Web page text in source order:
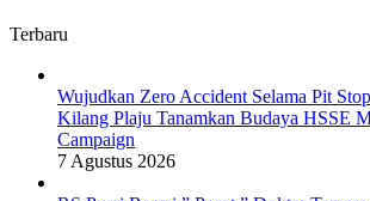
Terbaru
Wujudkan Zero Accident Selama Pit
Kilang Plaju Tanamkan Budaya HSSE
Campaign
7 Agustus 2026